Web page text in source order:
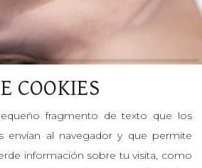
COOKIES
fragmento de texto que los
envían al navegador y que permite
información sobre tu visita, como